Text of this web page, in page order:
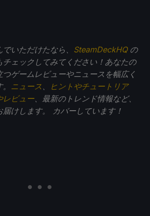
いただけたなら、 SteamDeckHQの
チェックしてみてください！あなたの
ゲームレビューやニュースを幅広く
ニュース
ヒントやチュートリア
レビュー 、最新のトレンド情報など、
けします。
カバーしています！